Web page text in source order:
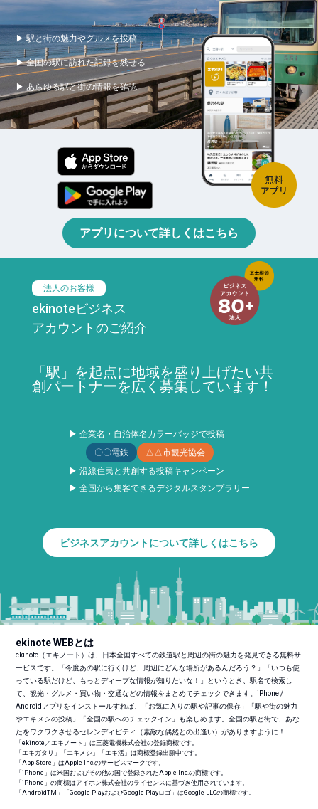
▶ 駅と街の魅力やグルメを投稿
▶ 全国の駅に訪れた記録を残せる
▶ あらゆる駅と街の情報を確認
アプリについて詳しくはこちら
法人のお客様
ekinoteビジネス
アカウントのご紹介
「駅」を起点に地域を盛り上げたい共
創パートナーを広く募集しています！
▶ 企業名・自治体名カラーバッジで投稿
〇〇電鉄
△△市観光協会
▶ 沿線住民と共創する投稿キャンペーン
▶ 全国から集客できるデジタルスタンプラリー
ビジネスアカウントについて詳しくはこちら
ekinote WEBとは
ekinote（エキノート）は、日本全国すべての鉄道駅と周辺の街の魅力を発見できる無料サ
ービスです。「今度あの駅に行くけど、周辺にどんな場所があるんだろう？」「いつも使
っている駅だけど、もっとディープな情報が知りたいな！」というとき、駅名で検索し
て、観光・グルメ・買い物・交通などの情報をまとめてチェックできます。iPhone /
Androidアプリをインストールすれば、「お気に入りの駅や記事の保存」「駅や街の魅力
やエキメシの投稿」「全国の駅へのチェックイン」も楽しめます。全国の駅と街で、あな
たをワクワクさせるセレンディピティ（素敵な偶然との出逢い）がありますように！
「ekinote／エキノート」は三菱電機株式会社の登録商標です。
「エキガタリ」「エキメシ」「エキ活」は商標登録出願中です。
「App Store」はApple Inc.のサービスマークです。
「iPhone」は米国およびその他の国で登録されたApple Inc.の商標です。
「iPhone」の商標はアイホン株式会社のライセンスに基づき使用されています。
「AndroidTM 」「Google PlayおよびGoogle Playロゴ」はGoogle LLCの商標です。